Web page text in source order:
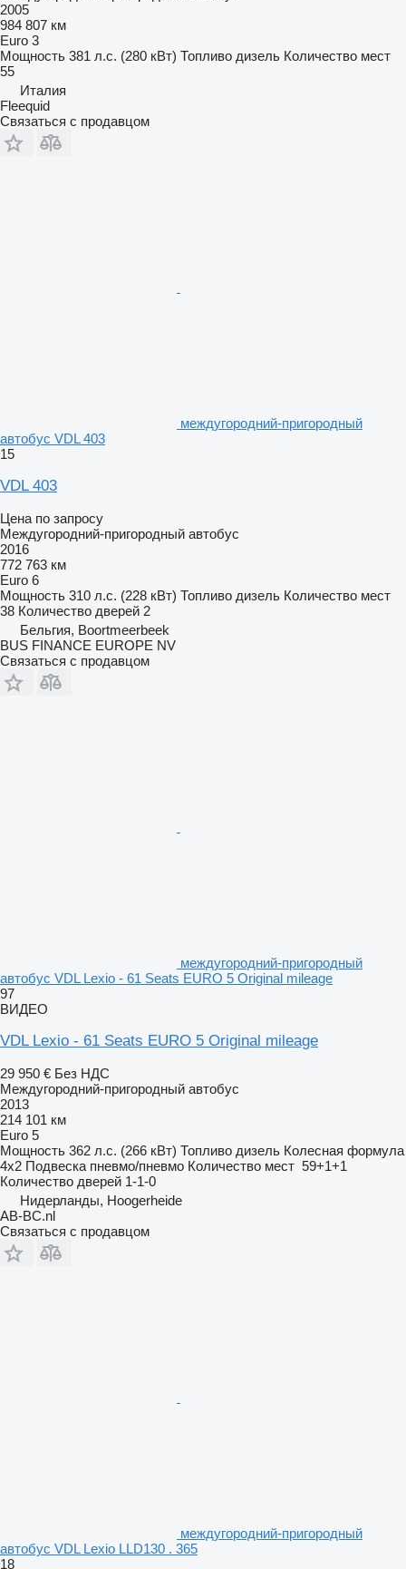
2005
984 807 км
Euro 3
Мощность 381 л.с. (280 кВт) Топливо дизель Количество мест
55
Италия
Fleequid
Связаться с продавцом
междугородний-пригородный
автобус VDL 403
15
VDL 403
Цена по запросу
Междугородний-пригородный автобус
2016
772 763 км
Euro 6
Мощность 310 л.с. (228 кВт) Топливо дизель Количество мест
38 Количество дверей 2
Бельгия, Boortmeerbeek
BUS FINANCE EUROPE NV
Связаться с продавцом
междугородний-пригородный
автобус VDL Lexio - 61 Seats EURO 5 Original mileage
97
ВИДЕО
VDL Lexio - 61 Seats EURO 5 Original mileage
29 950 € Без НДС
Междугородний-пригородный автобус
2013
214 101 км
Euro 5
Мощность 362 л.с. (266 кВт) Топливо дизель Колесная формула
4x2 Подвеска пневмо/пневмо Количество мест 59+1+1
Количество дверей 1-1-0
Нидерланды, Hoogerheide
AB-BC.nl
Связаться с продавцом
междугородний-пригородный
автобус VDL Lexio LLD130 . 365
18